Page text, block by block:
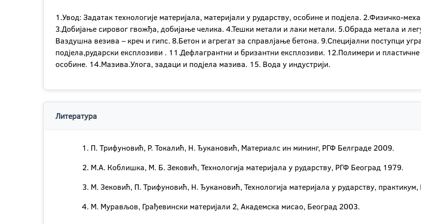
1.Увод: Задатак технологије материјала, материјали у рударству, особине и подјела. 2.Физичко-
3.Добијање сировог гвожђа, добијање челика. 4.Тешки метали и лаки метали. 5.Обрада метала и
Ваздушна везива – креч и гипс. 8.Бетон и агрегат за справлјање бетона. 9.Специјални поступци
подјела,рударски експлозиви . 11.Дефлагрантни и бризантни експлозиви. 12.Полимери и
особине. 14.Мазива.Улога, задаци и подјела мазива. 15. Вода у индустрији.
Литература
П. Трифуновић, Р. Токалић, Н. Ђукановић, Материалс ин мининг, РГФ Белграде 2009.
М.А. Коблишка, М. Б. Зековић, Технологија материјала у рударству, РГФ Београд 1979.
М. Зековић, П. Трифуновић, Н. Ђукановић, Технологија материјала у рударству,
М. Мурављов, Грађевински материјали 2, Академска мисао, Београд 2003.